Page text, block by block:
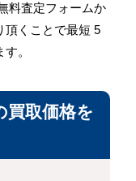
料査定フォームか
頂くことで最短 5
。
買取価格を